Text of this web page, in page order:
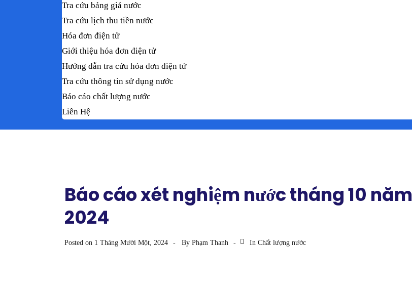
Tra cứu bảng giá nước
Tra cứu lịch thu tiền nước
Hóa đơn điện tử
Giới thiệu hóa đơn điện tử
Hướng dẫn tra cứu hóa đơn điện tử
Tra cứu thông tin sử dụng nước
Báo cáo chất lượng nước
Liên Hệ
Báo cáo xét nghiệm nước tháng 10 năm
2024
Posted on 1 Tháng Mười Một, 2024 By Phạm Thanh In Chất lượng nước